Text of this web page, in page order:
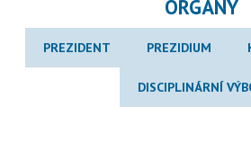
ORGÁNY
PREZIDENT PREZIDIUM
DISCIPLINÁRNÍ